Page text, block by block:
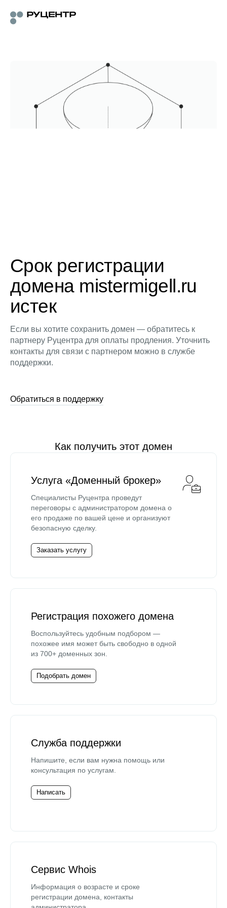
Срок регистрации
домена mistermigell.ru
истек
Если вы хотите сохранить домен — обратитесь к
партнеру Руцентра для оплаты продления. Уточнить
контакты для связи с партнером можно в службе
поддержки.
Обратиться в поддержку
Как получить этот домен
Услуга «Доменный брокер»
Специалисты Руцентра проведут
переговоры с администратором домена о
его продаже по вашей цене и организуют
безопасную сделку.
Заказать услугу
Регистрация похожего домена
Воспользуйтесь удобным подбором —
похожее имя может быть свободно в одной
из 700+ доменных зон.
Подобрать домен
Служба поддержки
Напишите, если вам нужна помощь или
консультация по услугам.
Написать
Сервис Whois
Информация о возрасте и сроке
регистрации домена, контакты